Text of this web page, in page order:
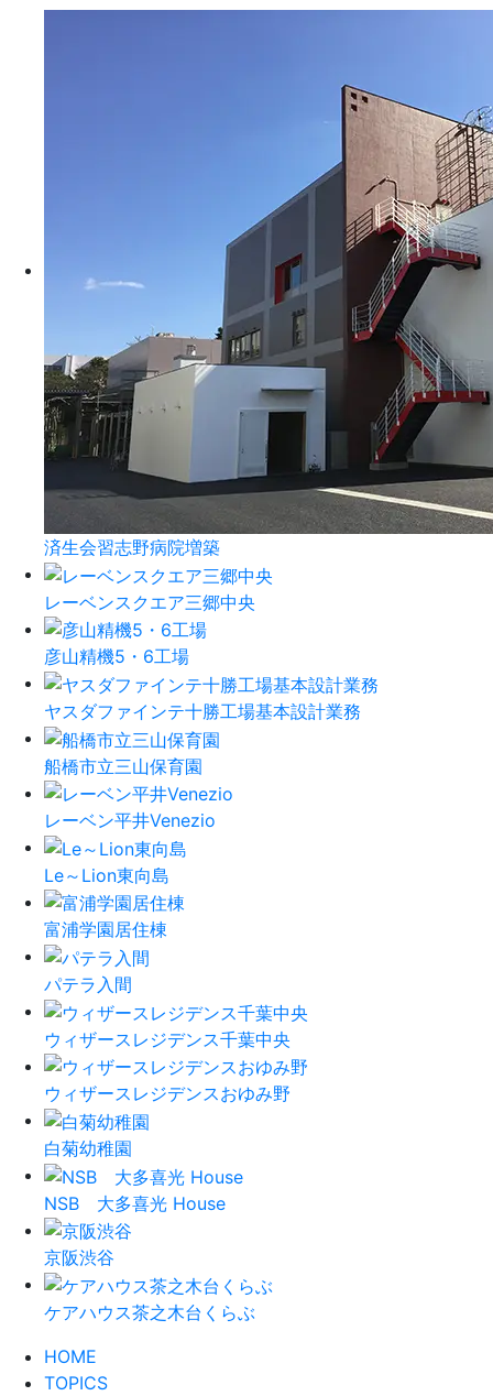
済生会習志野病院増築
レーベンスクエア三郷中央
彦山精機5・6工場
ヤスダファインテ十勝工場基本設計業務
船橋市立三山保育園
レーベン平井Venezio
Le～Lion東向島
富浦学園居住棟
パテラ入間
ウィザースレジデンス千葉中央
ウィザースレジデンスおゆみ野
白菊幼稚園
NSB 大多喜光 House
京阪渋谷
ケアハウス茶之木台くらぶ
HOME
TOPICS